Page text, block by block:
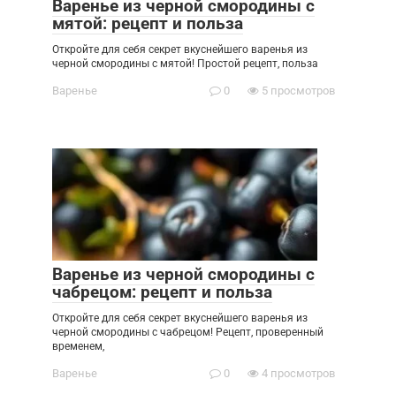
Варенье из черной смородины с
мятой: рецепт и польза
Откройте для себя секрет вкуснейшего варенья из
черной смородины с мятой! Простой рецепт, польза
Варенье 0 5 просмотров
Варенье из черной смородины с
чабрецом: рецепт и польза
Откройте для себя секрет вкуснейшего варенья из
черной смородины с чабрецом! Рецепт, проверенный
временем,
Варенье 0 4 просмотров